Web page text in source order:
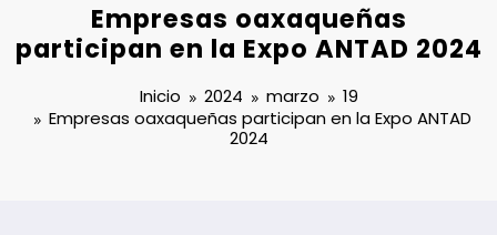
Empresas oaxaqueñas
participan en la Expo ANTAD 2024
Inicio 2024 marzo
19
Empresas oaxaqueñas participan en la Expo ANTAD
2024